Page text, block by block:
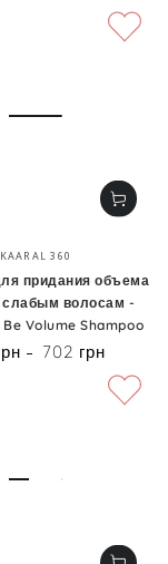
Бренд:
KAARAL 360
придания объема
слабым волосам -
Be Volume Shampoo
Цена
702 грн